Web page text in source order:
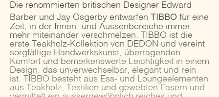
Die renommierten britischen Designer Edward
Barber und Jay Osgerby entwarfen TIBBO für eine
Zeit, in der Innen- und Aussenbereiche immer
mehr miteinander verschmelzen. TIBBO ist die
erste Teakholz-Kollektion von DEDON und vereint
sorgfältige Handwerkskunst, überragenden
Komfort und bemerkenswerte Leichtigkeit in einem
Design, das unverwechselbar, elegant und rein
ist. TIBBO besteht aus Ess- und Loungeelementen
aus Teakholz, Textilien und gewebten Fasern und